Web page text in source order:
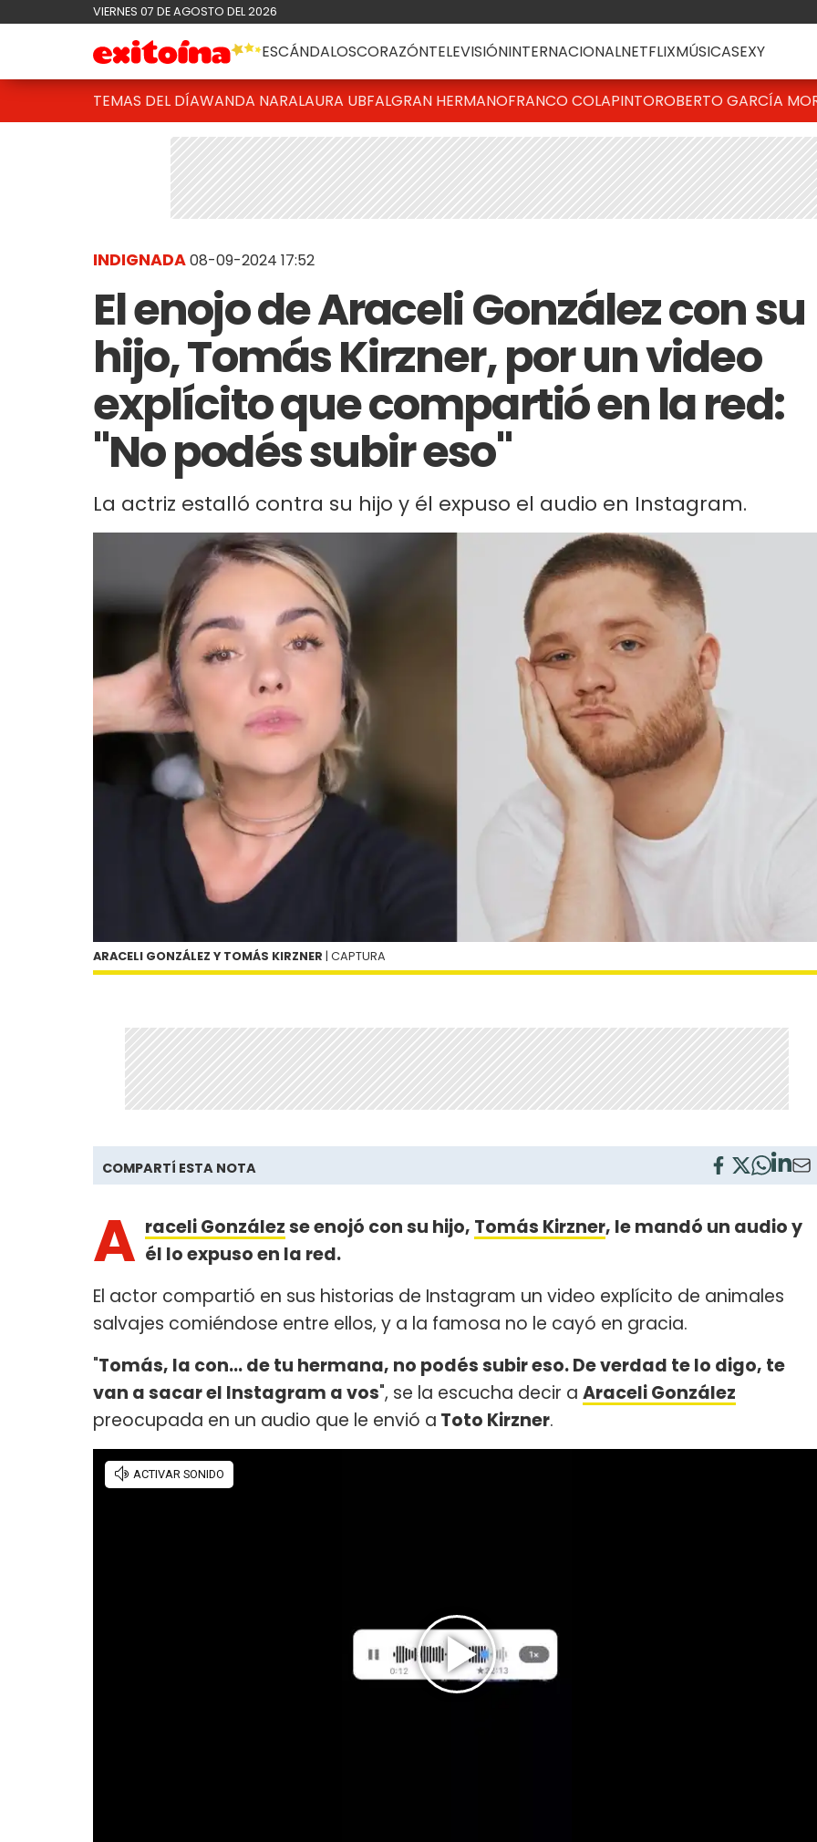
VIERNES 07 DE AGOSTO DEL 2026
ESCÁNDALOSCORAZÓNTELEVISIÓNINTERNACIONALNETFLIXMÚSICASEXY
TEMAS DEL DÍAWANDA NARALAURA UBFALGRAN HERMANOFRANCO COLAPINTOROBERTO GARCÍA
INDIGNADA08-09-2024 17:52
El enojo de Araceli González con su
hijo, Tomás Kirzner, por un video
explícito que compartió en la red:
"No podés subir eso"
La actriz estalló contra su hijo y él expuso el audio en Instagram.
ARACELI GONZÁLEZ Y TOMÁS KIRZNER | CAPTURA
COMPARTÍ ESTA NOTA
A raceli Gonzálezse enojó con su hijo, Tomás Kirzner, le mandó un audio y
él lo expuso en la red.
El actor compartió en sus historias de Instagram un video explícito de animales
salvajes comiéndose entre ellos, y a la famosa no le cayó en gracia.
"Tomás, la con... de tu hermana, no podés subir eso. De verdad te lo digo, te
van a sacar el Instagram a vos", se la escucha decir a Araceli González
preocupada en un audio que le envió a Toto Kirzner.